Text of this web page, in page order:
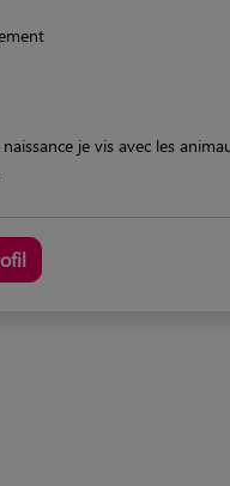
je vis avec les